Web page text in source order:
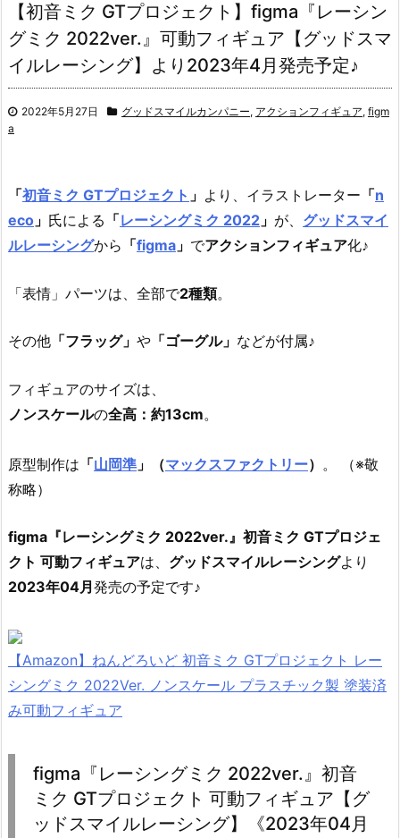
【初音ミク GTプロジェクト】figma『レーシン
グミク 2022ver.』可動フィギュア【グッドスマ
イルレーシング】より2023年4月発売予定♪
2022年5月27日 グッドスマイルカンパニー, アクションフィギュア, figm
a
「初音ミク GTプロジェクト 」 より、イラストレーター 「n
eco 」 氏による 「レーシングミク 2022 」 が、 グッドスマイ
ルレーシングから 「figma 」 でアクションフィギュア化♪
「表情」パーツは、全部で2種類。
その他 「フラッグ」 や 「ゴーグル」 などが付属♪
フィギュアのサイズは、
ノンスケールの全高：約13cm。
原型制作は 「山岡準 」（マックスファクトリー） 。 （※敬
称略）
figma『レーシングミク 2022ver.』初音ミク GTプロジェ
クト 可動フィギュアは、 グッドスマイルレーシングより
2023年04月 発売の予定です♪
【Amazon】ねんどろいど 初音ミク GTプロジェクト レー
シングミク 2022Ver. ノンスケール プラスチック製 塗装済
み可動フィギュア
figma『レーシングミク 2022ver.』初音
ミク GTプロジェクト 可動フィギュア【グ
ッドスマイルレーシング】《2023年04月